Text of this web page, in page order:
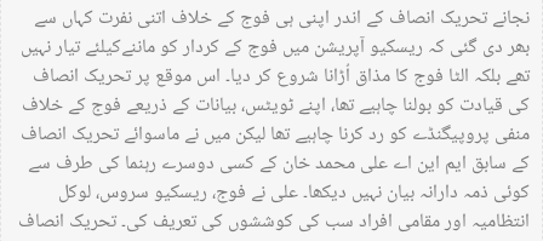
نجانے تحریک انصاف کے اندر اپنی ہی فوج کے خلاف اتنی نفرت کہاں سے
بھر دی گئی کہ ریسکیو آپریشن میں فوج کے کردار کو ماننےکیلئے تیار نہیں
تھے بلکہ الٹا فوج کا مذاق اُڑانا شروع کر دیا۔ اس موقع پر تحریک انصاف
کی قیادت کو بولنا چاہیے تھا، اپنے ٹویٹس، بیانات کے ذریعے فوج کے خلاف
منفی پروپیگنڈے کو رد کرنا چاہیے تھا لیکن میں نے ماسوائے تحریک انصاف
کے سابق ایم این اے علی محمد خان کے کسی دوسرے رہنما کی طرف سے
کوئی ذمہ دارانہ بیان نہیں دیکھا۔ علی نے فوج، ریسکیو سروس، لوکل
انتظامیہ اور مقامی افراد سب کی کوششوں کی تعریف کی۔ تحریک انصاف